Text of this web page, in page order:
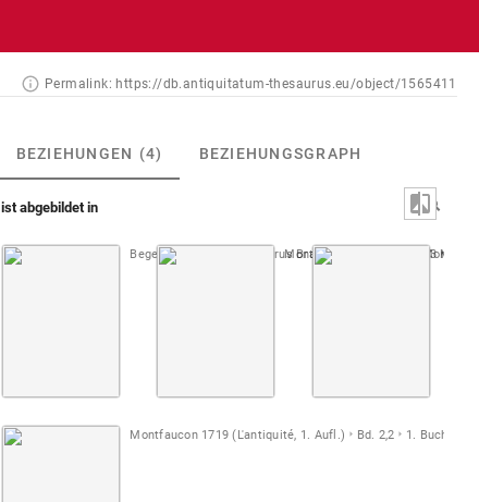
Permalink: https://db.antiquitatum-thesaurus.eu/object/1565411
BEZIEHUNGEN (4) BEZIEHUNGSGRAPH
ist abgebildet in
Beger 1696-1701 (Thesaurus Brandenburgicus) Bd. 3
Montfaucon, Papiers de
Montfaucon 1719 (L'antiquité, 1. Aufl.) Bd. 2,2 1. Buch